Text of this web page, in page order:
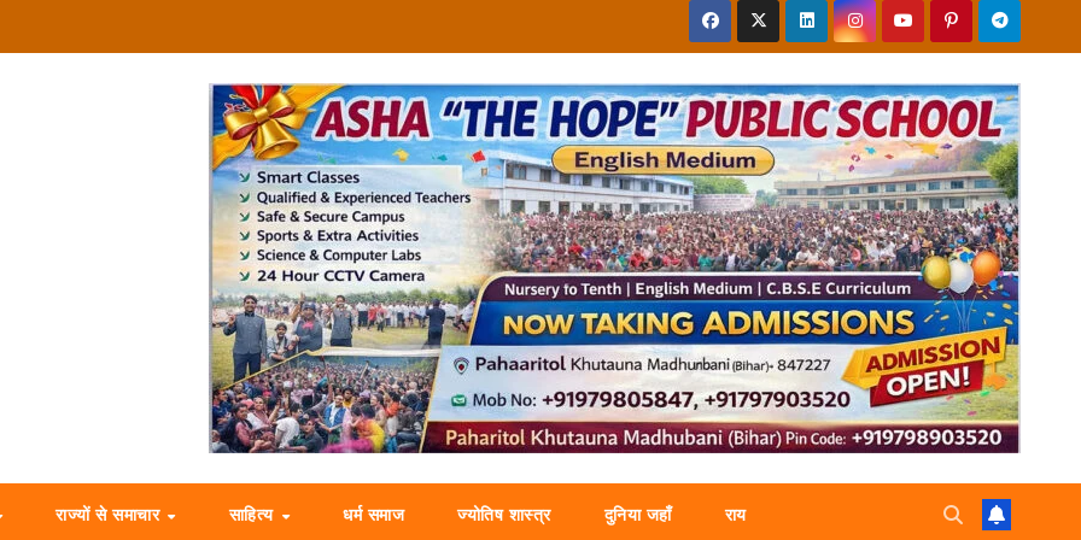
राज्यों से समाचार साहित्य धर्म समाज ज्योतिष शास्त्र दुनिया जहाँ राय